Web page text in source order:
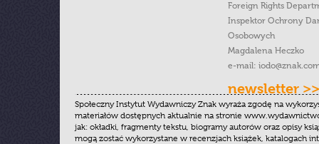
Foreign Rights
Inspektor Ochrony
Osobowych
Magdalena Heczko
e-mail:
newsletter >>
Społeczny Instytut Wydawniczy Znak wyraża zgodę na
materiałów dostępnych aktualnie na stronie
jak: okładki, fragmenty tekstu, biogramy autorów oraz opisy
mogą zostać wykorzystane w recenzjach książek, katalogach